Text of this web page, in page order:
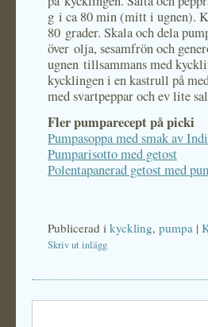
g i ca 80 min (mitt i ugnen).
80 grader. Skala och dela
över olja, sesamfrön och
ugnen tillsammans med
kycklingen i en kastrull på
med svartpeppar och ev lite
Fler pumparecept på picki
Pumpasoppa med smak av
Pumparisotto med getost
Polentapanerad getost med
Publicerad i kyckling, pumpa |
Skriv ut inlägg